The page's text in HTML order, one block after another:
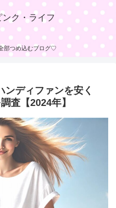
ク・ライフ
部つめ込むブログ♡
ディファンを安く
査【2024年】